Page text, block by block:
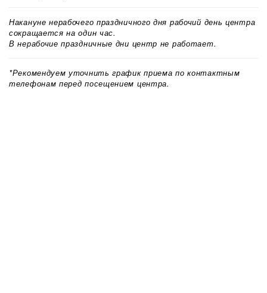
Накануне нерабочего праздничного дня рабочий день центра
сокращается на один час.
В нерабочие праздничные дни центр не работает.
*Рекомендуем уточнить график приема по контактным
телефонам перед посещением центра.